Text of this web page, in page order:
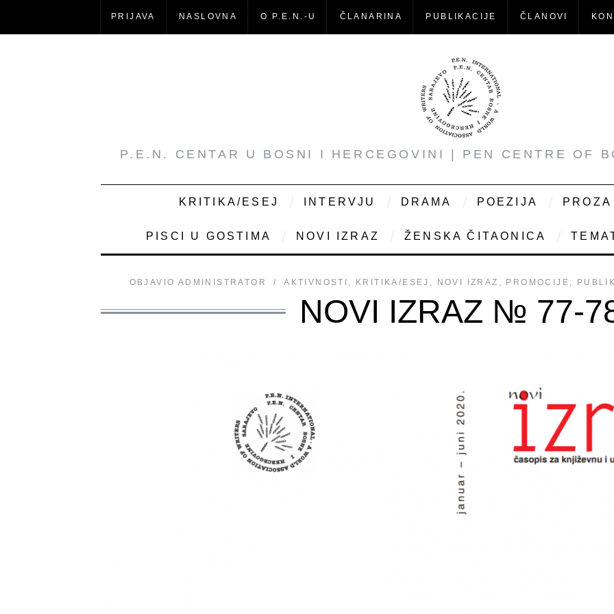
PRIJAVA NASLOVNA O P.E.N.-U ČLANARINA PUBLIKACIJE ČLANOVI
P.E.N. CENTAR U BOSNI I HERCEGOVINI | PEN CENTRE OF
KRITIKA/ESEJ INTERVJU DRAMA POEZIJA PROZA
PISCI U GOSTIMA NOVI IZRAZ ŽENSKA ČITAONICA
OBJAVIO ADMINISTRATOR AKTIVNOSTI , KRITIKA/ESEJ , NOVI IZRAZ , PROMOCIJE ,
NOVI IZRAZ № 77-